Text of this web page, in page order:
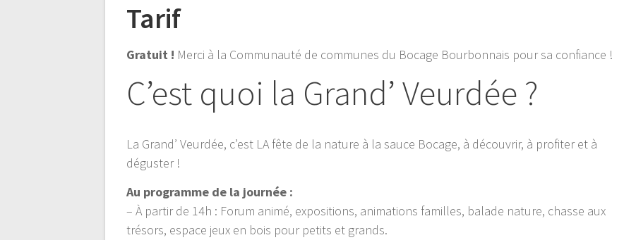
Tarif
Gratuit ! Merci à la Communauté de communes du Bocage Bourbonnais pour sa confiance !
C’est quoi la Grand’ Veurdée ?
La Grand’ Veurdée, c’est LA fête de la nature à la sauce Bocage, à découvrir, à profiter et à
déguster !
Au programme de la journée :
– À partir de 14h : Forum animé, expositions, animations familles, balade nature, chasse aux
trésors, espace jeux en bois pour petits et grands.